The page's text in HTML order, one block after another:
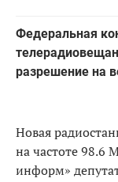
Федеральная
разрешение на
Новая
на частоте 98.6
информ»